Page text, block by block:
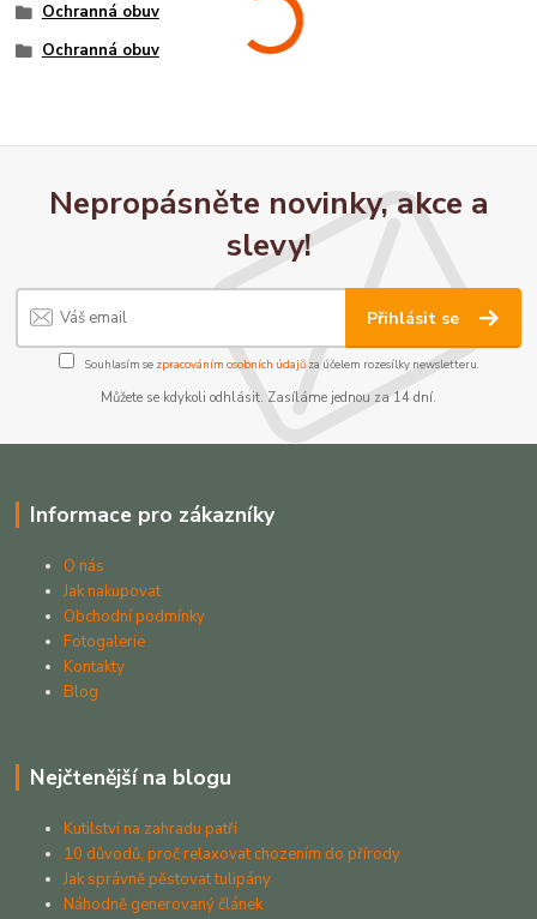
Ochranná obuv
Ochranná obuv
Nepropásněte novinky, akce a
slevy!
Přihlásit se
Souhlasím se zpracováním osobních údajůza účelem rozesílky newsletteru.
Můžete se kdykoli odhlásit. Zasíláme jednou za 14 dní.
Informace pro zákazníky
O nás
Jak nakupovat
Obchodní podmínky
Fotogalerie
Kontakty
Blog
Nejčtenější na blogu
Kutilství na zahradu patří
10 důvodů, proč relaxovat chozením do přírody
Jak správně pěstovat tulipány
Náhodně generovaný článek